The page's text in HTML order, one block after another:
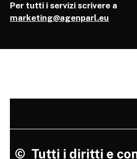
Per tutti i servizi scrivere a
marketing@agenparl.eu
© Tutti i diritti e